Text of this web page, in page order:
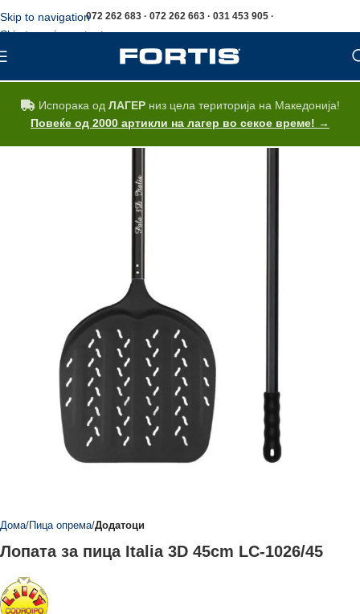
Skip to navigation
Skip to main content
072 262 683 · 072 262 663 · 031 453 905 ·
Испорака од ЛАГЕРниз цела територија на Македонија!
Повеќе од 2000 артикли на лагер во секое време! →
Дома Пица опрема Додатоци
Лопата за пица Italia 3D 45cm LC-1026/45